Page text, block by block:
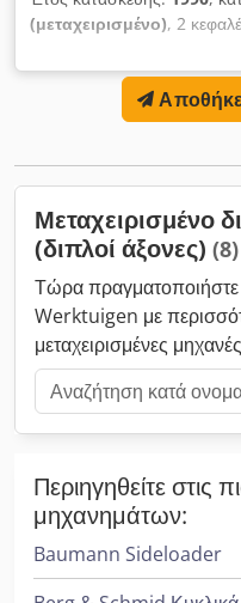
(μεταχειρισμένο), 2
σφιγκτήρες Dksdpfx
τραπεζιού δύο κινητήρες
ύψος φρεζαρίσματος
Μεταχειρισμένο
(διπλοί άξονες) (8)
Τώρα
Werktuigen με
μεταχειρισμένες
Περιηγηθείτε στις
μηχανημάτων:
Baumann Sideloader